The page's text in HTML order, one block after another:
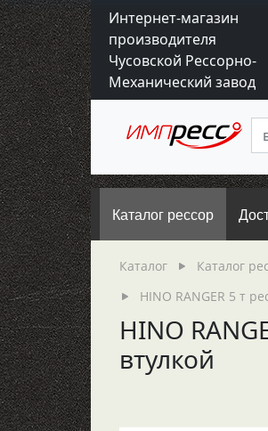
Интернет-магазин
производителя
Чусовской Рессорно-
Механический завод
Каталог рессор
Каталог Каталог
HINO RANGER 5 т
HINO
втулкой